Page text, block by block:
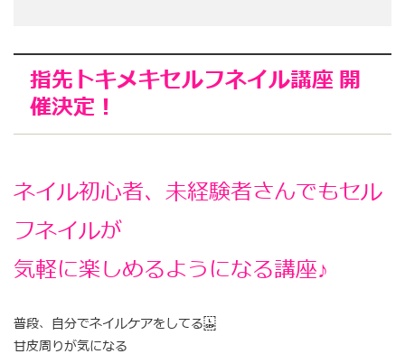
指先トキメキセルフネイル講座 開
催決定！
ネイル初心者、未経験者さんでもセル
フネイルが
気軽に楽しめるようになる講座♪
普段、自分でネイルケアをしてる
甘皮周りが気になる